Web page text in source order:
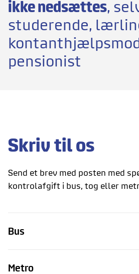
ikke nedsættes,
studerende,
pensionist
Skriv til os
Send et brev med posten med
kontrolafgift i bus, tog eller
Bus
Metro